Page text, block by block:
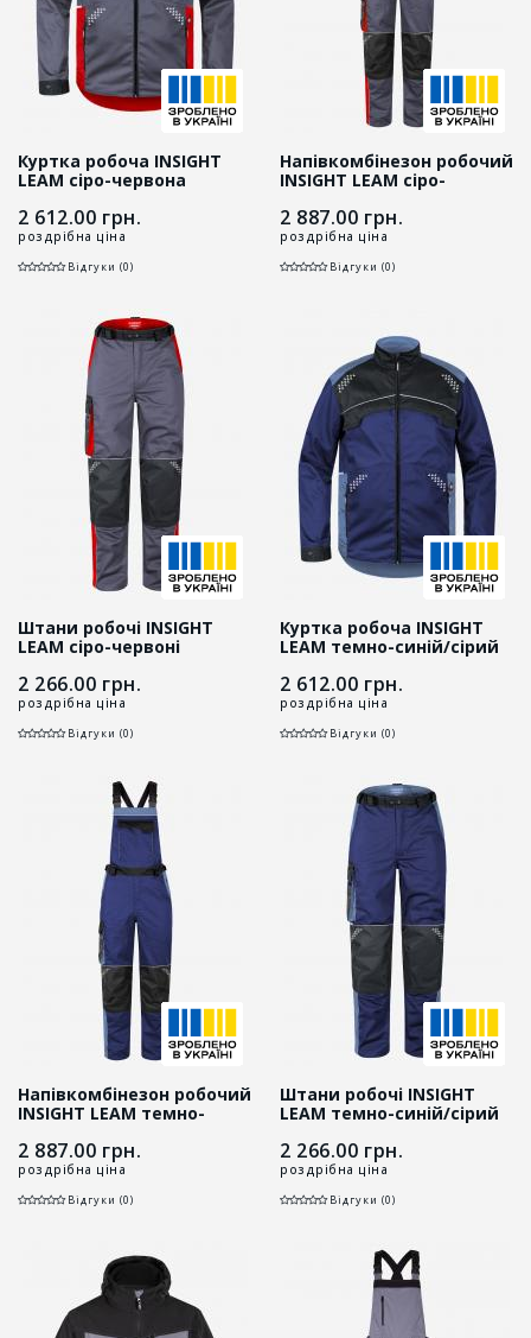
Куртка робоча INSIGHT
LEAM сіро-червона
2 612.00 грн.
роздрібна ціна
Відгуки (0)
Напівкомбінезон робочий
INSIGHT LEAM сіро-
2 887.00 грн.
роздрібна ціна
Відгуки (0)
Штани робочі INSIGHT
LEAM сіро-червоні
2 266.00 грн.
роздрібна ціна
Відгуки (0)
Куртка робоча INSIGHT
LEAM темно-синій/сірий
2 612.00 грн.
роздрібна ціна
Відгуки (0)
Напівкомбінезон робочий
INSIGHT LEAM темно-
2 887.00 грн.
роздрібна ціна
Відгуки (0)
Штани робочі INSIGHT
LEAM темно-синій/сірий
2 266.00 грн.
роздрібна ціна
Відгуки (0)